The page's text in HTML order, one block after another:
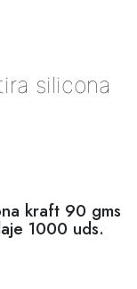
silicona
kraft 90 gms
1000 uds.